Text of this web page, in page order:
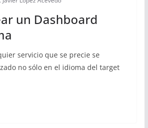
un Dashboard
servicio que se precie se
no sólo en el idioma del target